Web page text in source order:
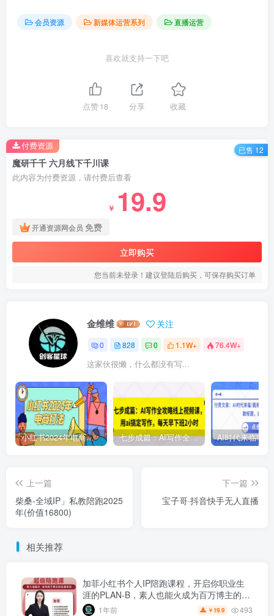
会员资源 新媒体运营系列 直播运营
喜欢就支持一下吧
点赞18 分享 收藏
魔研千千 六月线下千川课
此内容为付费资源，请付费后查看
￥ 19.9
开通资源网会员 免费
立即购买
您当前未登录！建议登陆后购买，可保存购买订单
付费资源 已售 12
金维维 关注
0 828 0 1.1W+ 76.4W+
这家伙很懒，什么都没有写...
小红书2024年电商打法，手把手教你如何打爆小红书店铺 七步成篇：AI写作全攻略线上视频课，用ai搞定写作，每天早下班2小时
上一篇
柴桑-全域IP」私教陪跑2025
年(价值16800)
下一篇
宝子哥·抖音快手无人直播
相关推荐
加菲小红书个人IP陪跑课程，开启你职业生
涯的PLAN-B，素人也能火成为百万博主的流
量密码1年前 ￥ 19.9 493